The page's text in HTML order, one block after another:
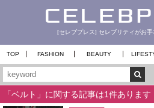
[セレブプレス] セレブリティがお
TOP FASHION BEAUTY
「ベルト」に関する記事は1件あります